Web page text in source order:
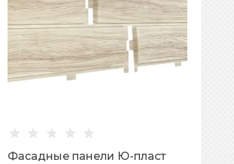
Фасадные панели Ю-пласт